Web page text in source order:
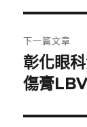
覽
文
章:
下一篇文章
下
一
文
彰化眼
傷膏